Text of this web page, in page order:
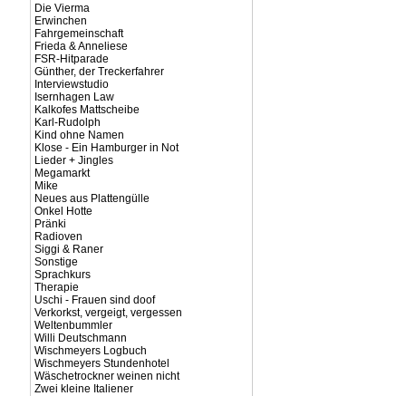
Die Vierma
Erwinchen
Fahrgemeinschaft
Frieda & Anneliese
FSR-Hitparade
Günther, der Treckerfahrer
Interviewstudio
Isernhagen Law
Kalkofes Mattscheibe
Karl-Rudolph
Kind ohne Namen
Klose - Ein Hamburger in Not
Lieder + Jingles
Megamarkt
Mike
Neues aus Plattengülle
Onkel Hotte
Pränki
Radioven
Siggi & Raner
Sonstige
Sprachkurs
Therapie
Uschi - Frauen sind doof
Verkorkst, vergeigt, vergessen
Weltenbummler
Willi Deutschmann
Wischmeyers Logbuch
Wischmeyers Stundenhotel
Wäschetrockner weinen nicht
Zwei kleine Italiener